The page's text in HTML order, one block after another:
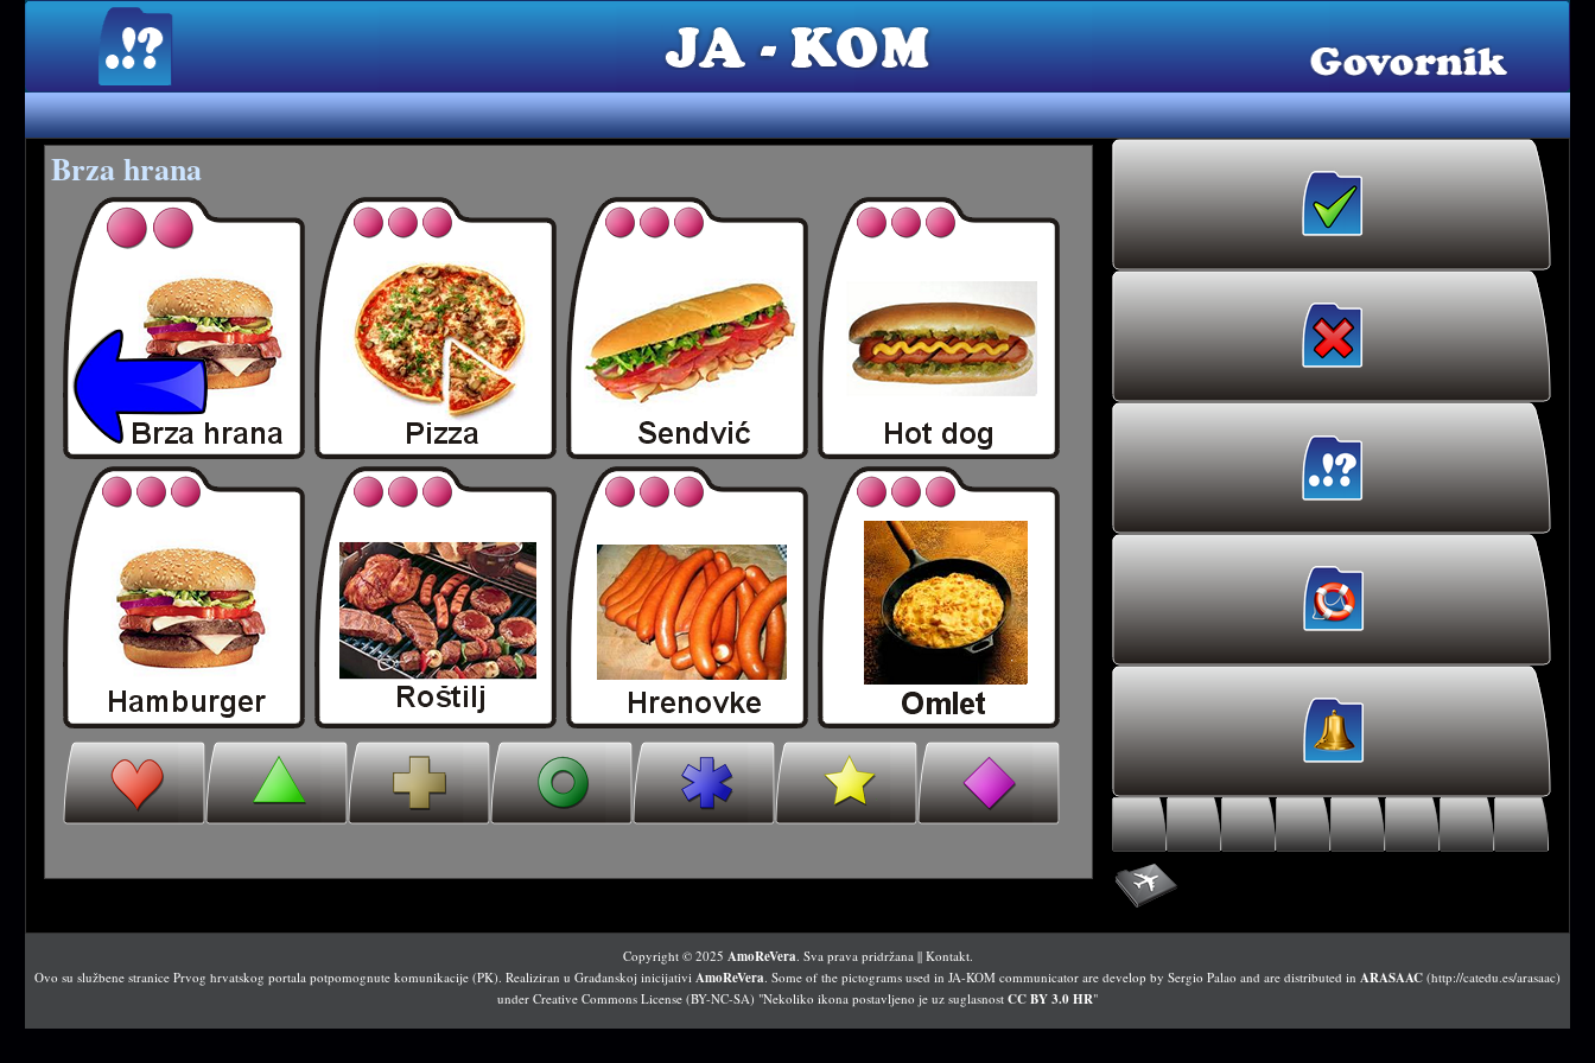
Brza hrana
Copyright © 2025 AmoReVera. Sva prava pridržana || Kontakt.
Ovo su službene stranice Prvog hrvatskog portala potpomognute komunikacije (PK). Realiziran u Građanskoj inicijativi AmoReVera. Some of the pictograms used in JA-KOM communicator are develop by Sergio Palao and are distributed in ARASAAC (http://catedu.es/arasaac)
under Creative Commons License (BY-NC-SA) "Nekoliko ikona postavljeno je uz suglasnost CC BY 3.0 HR"